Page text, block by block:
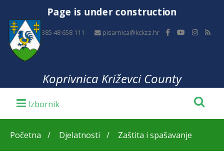
Page is under construction
+385 48 658 111 pisarnica@kckzz.hr
Koprivnica Križevci County
Početna Djelatnosti Zaštita i spašavanje